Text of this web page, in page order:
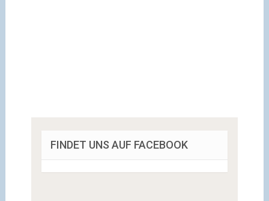
FINDET UNS AUF FACEBOOK